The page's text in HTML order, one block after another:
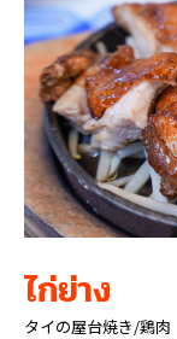
ไก่ย่าง
タイの屋台焼き/鶏肉